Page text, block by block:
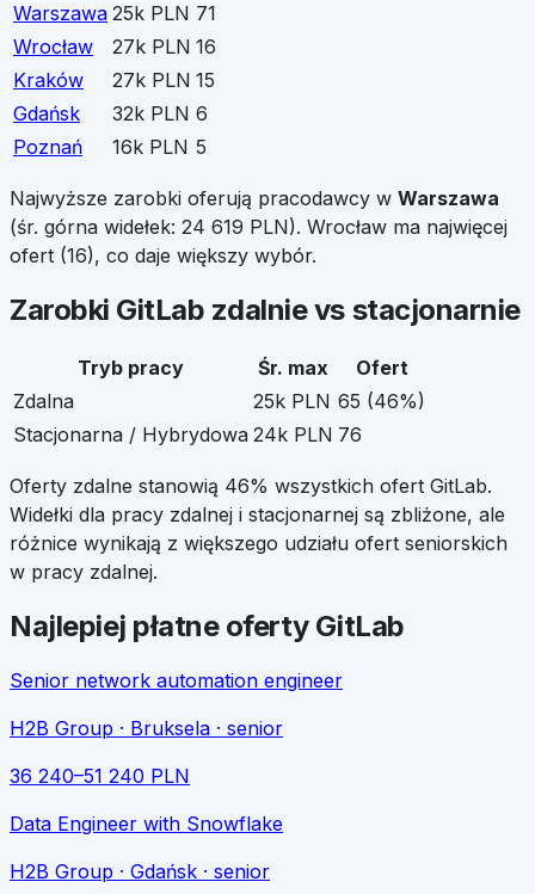
Warszawa 25k PLN 71
Wrocław
27k PLN 16
Kraków
27k PLN 15
Gdańsk
32k PLN 6
Poznań
16k PLN 5
Najwyższe zarobki oferują pracodawcy w Warszawa
(śr. górna widełek: 24 619 PLN). Wrocław ma najwięcej
ofert (16), co daje większy wybór.
Zarobki GitLab zdalnie vs stacjonarnie
Tryb pracy Śr. max
Ofert
Zdalna
25k PLN 65 (46%)
Stacjonarna / Hybrydowa 24k PLN 76
Oferty zdalne stanowią 46% wszystkich ofert GitLab.
Widełki dla pracy zdalnej i stacjonarnej są zbliżone, ale
różnice wynikają z większego udziału ofert seniorskich
w pracy zdalnej.
Najlepiej płatne oferty GitLab
Senior network automation engineer
H2B Group · Bruksela · senior
36 240–51 240 PLN
Data Engineer with Snowflake
H2B Group · Gdańsk · senior